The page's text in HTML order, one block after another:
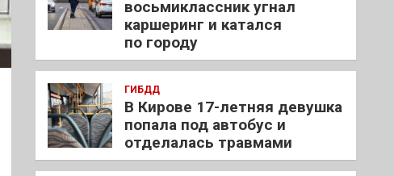
восьмиклассник угнал
каршеринг и катался
по городу
ГИБДД
В Кирове 17-летняя девушка
попала под автобус и
отделалась травмами